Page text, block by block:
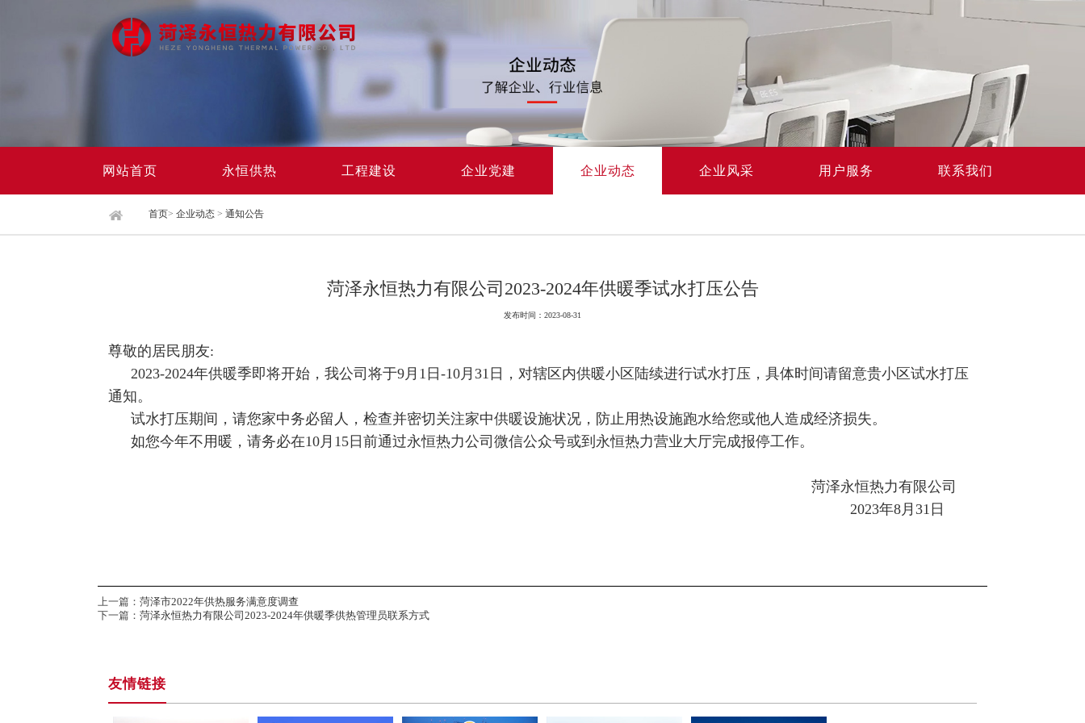
网站首页 永恒供热 工程建设 企业党建 企业动态 企业风采 用户服务 联系我们
首页> 企业动态> 通知公告
菏泽永恒热力有限公司2023-2024年供暖季试水打压公告
发布时间：2023-08-31
尊敬的居民朋友:
2023-2024年供暖季即将开始，我公司将于9月1日-10月31日，对辖区内供暖小区陆续进行试水打压，具体时间请留意贵小区试水打压
通知。
试水打压期间，请您家中务必留人，检查并密切关注家中供暖设施状况，防止用热设施跑水给您或他人造成经济损失。
如您今年不用暖，请务必在10月15日前通过永恒热力公司微信公众号或到永恒热力营业大厅完成报停工作。
菏泽永恒热力有限公司
2023年8月31日
上一篇： 菏泽市2022年供热服务满意度调查
下一篇： 菏泽永恒热力有限公司2023-2024年供暖季供热管理员联系方式
友情链接